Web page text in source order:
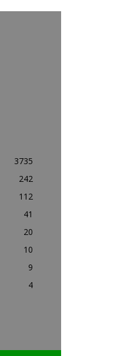
3735
242
112
41
20
10
9
4